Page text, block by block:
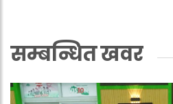
सम्बन्धित खवर